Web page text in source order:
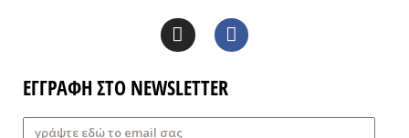
ΕΓΓΡΑΦΗ ΣΤΟ NEWSLETTER